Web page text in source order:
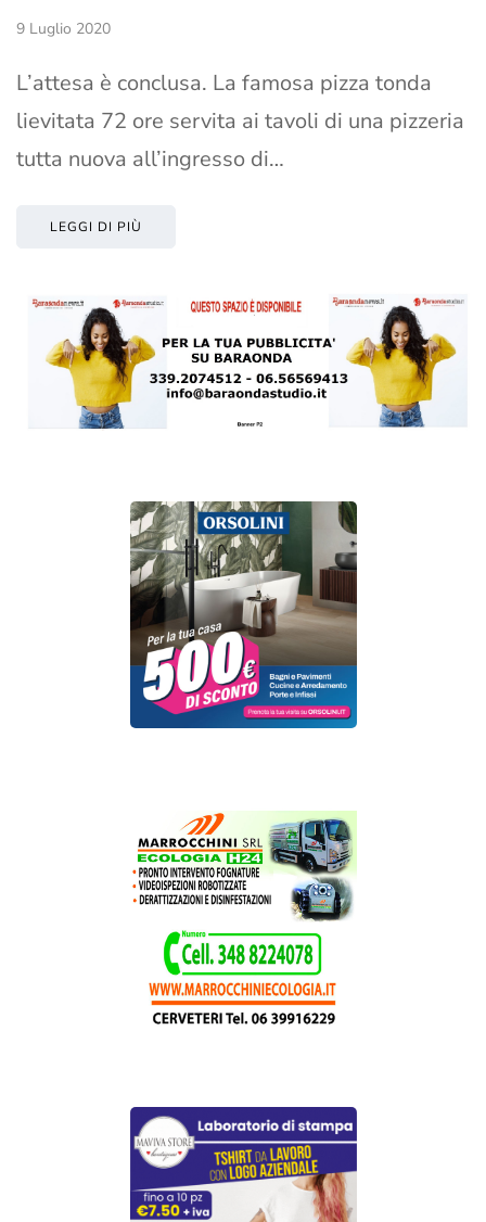
9 Luglio 2020
L’attesa è conclusa. La famosa pizza tonda
lievitata 72 ore servita ai tavoli di una pizzeria
tutta nuova all’ingresso di…
LEGGI DI PIÙ